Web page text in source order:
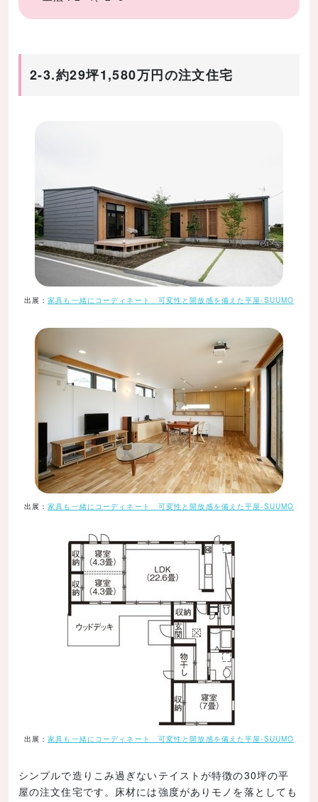
2-3.約29坪1,580万円の注文住宅
出展：家具も一緒にコーディネート 可変性と開放感を備えた平屋-SUUMO
出展：家具も一緒にコーディネート 可変性と開放感を備えた平屋-SUUMO
出展：家具も一緒にコーディネート 可変性と開放感を備えた平屋-SUUMO
シンプルで造りこみ過ぎないテイストが特徴の30坪の平
屋の注文住宅です。床材には強度がありモノを落としても